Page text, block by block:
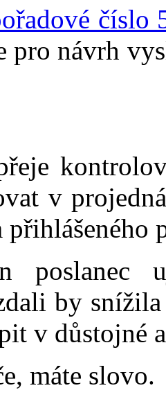
číslo
pro návrh
v
poslanec
by
v důstojné
máte slovo.